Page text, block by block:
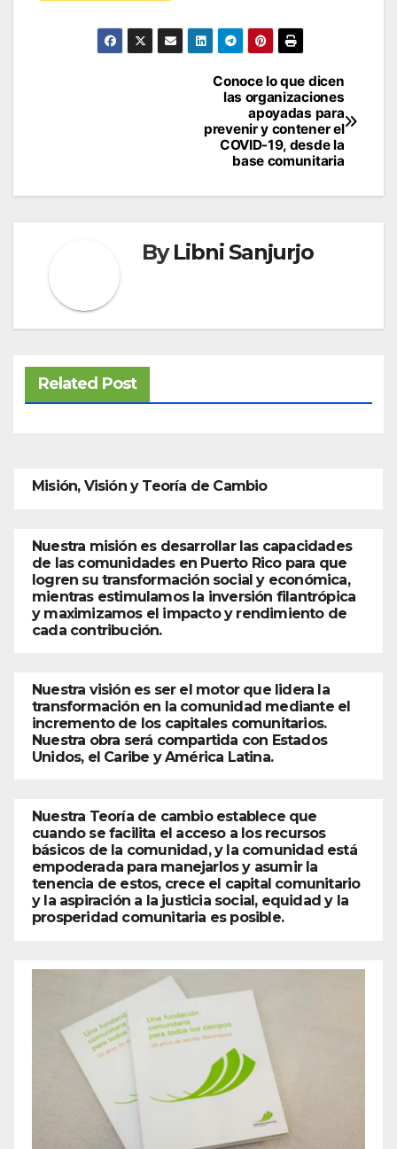
Conoce lo que dicen
las organizaciones
apoyadas para
prevenir y contener el
COVID-19, desde la
base comunitaria
ByLibni Sanjurjo
Related Post
Misión, Visión y Teoría de Cambio
Nuestra misión es desarrollar las capacidades
de las comunidades en Puerto Rico para que
logren su transformación social y económica,
mientras estimulamos la inversión filantrópica
y maximizamos el impacto y rendimiento de
cada contribución.
Nuestra visión es ser el motor que lidera la
transformación en la comunidad mediante el
incremento de los capitales comunitarios.
Nuestra obra será compartida con Estados
Unidos, el Caribe y América Latina.
Nuestra Teoría de cambio establece que
cuando se facilita el acceso a los recursos
básicos de la comunidad, y la comunidad está
empoderada para manejarlos y asumir la
tenencia de estos, crece el capital comunitario
y la aspiración a la justicia social, equidad y la
prosperidad comunitaria es posible.